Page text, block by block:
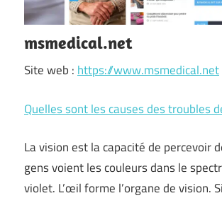
msmedical.net
Site web : https://www.msmedical.net
Quelles sont les causes des troubles
La vision est la capacité de percevoir
gens voient les couleurs dans le
violet. L’œil forme l’organe de vision.